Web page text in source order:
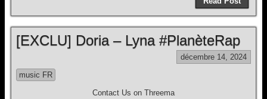
[EXCLU] Doria – Lyna #PlanèteRap
décembre 14, 2024
music FR
Contact Us on Threema